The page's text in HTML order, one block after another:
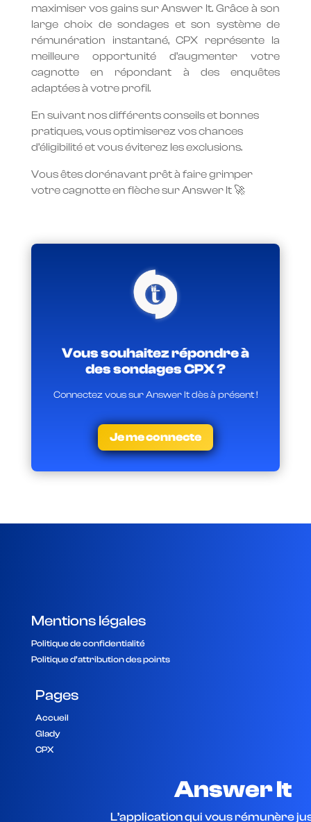
maximiser vos gains sur Answer It. Grâce à son
large choix de sondages et son système de
rémunération instantané, CPX représente la
meilleure opportunité d’augmenter votre
cagnotte en répondant à des enquêtes
adaptées à votre profil.
En suivant nos différents conseils et bonnes
pratiques, vous optimiserez vos chances
d’éligibilité et vous éviterez les exclusions.
Vous êtes dorénavant prêt à faire grimper
votre cagnotte en flèche sur Answer It 🚀
Vous souhaitez répondre à
des sondages CPX ?
Connectez vous sur Answer It dès à présent !
Je me connecte
Mentions légales
Politique de confidentialité
Politique d’attribution des points
Pages
Accueil
Glady
CPX
Answer It
L’application qui vous rémunère